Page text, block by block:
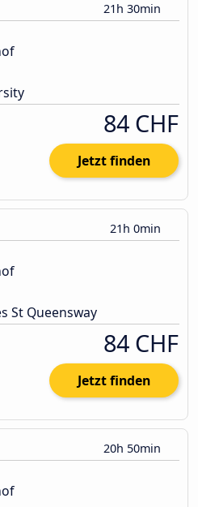
21h 30min
84 CHF
Jetzt finden
21h 0min
St Queensway
84 CHF
Jetzt finden
20h 50min